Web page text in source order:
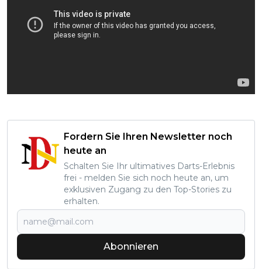
Fordern Sie Ihren Newsletter noch
heute an
Schalten Sie Ihr ultimatives Darts-Erlebnis
frei - melden Sie sich noch heute an, um
exklusiven Zugang zu den Top-Stories zu
erhalten.
Abonnieren